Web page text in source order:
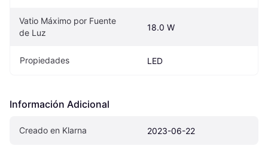
Vatio Máximo por Fuente
de Luz
18.0 W
Propiedades LED
Información Adicional
Creado en Klarna 2023-06-22